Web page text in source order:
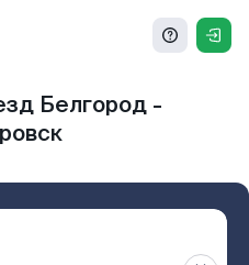
Белгород -